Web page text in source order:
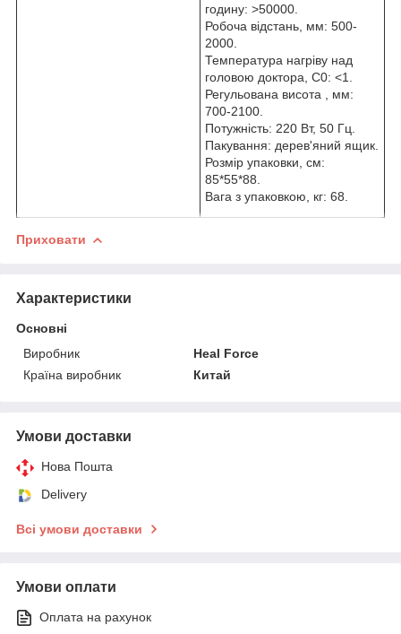
годину: >50000.
Робоча відстань, мм: 500-
2000.
Температура нагріву над
головою доктора, С0: <1.
Регульована висота , мм:
700-2100.
Потужність: 220 Вт, 50 Гц.
Пакування: дерев'яний ящик.
Розмір упаковки, см:
85*55*88.
Вага з упаковкою, кг: 68.
Приховати
Характеристики
Основні
Виробник
Heal Force
Країна виробник
Китай
Умови доставки
Нова Пошта
Delivery
Всі умови доставки
Умови оплати
Оплата на рахунок